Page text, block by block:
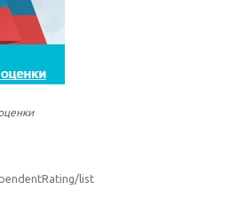
list